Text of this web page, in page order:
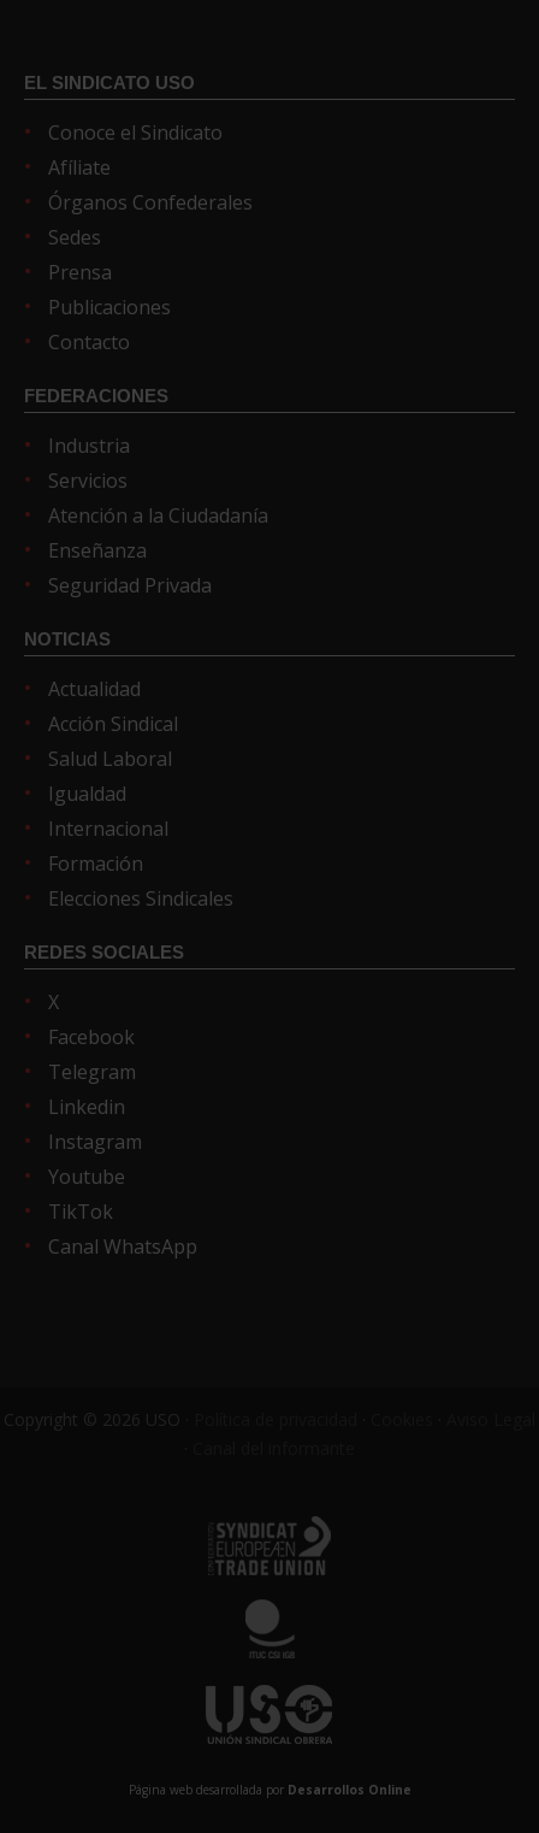
EL SINDICATO USO
Conoce el Sindicato
Afíliate
Órganos Confederales
Sedes
Prensa
Publicaciones
Contacto
FEDERACIONES
Industria
Servicios
Atención a la Ciudadanía
Enseñanza
Seguridad Privada
NOTICIAS
Actualidad
Acción Sindical
Salud Laboral
Igualdad
Internacional
Formación
Elecciones Sindicales
REDES SOCIALES
X
Facebook
Telegram
Linkedin
Instagram
Youtube
TikTok
Canal WhatsApp
Copyright © 2026 USO ·
Página web desarrollada por Desarrollos Online